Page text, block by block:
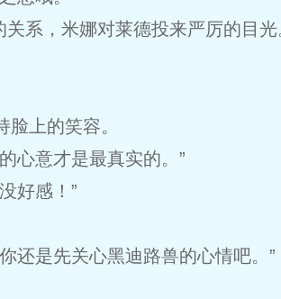
系，米娜对莱德投来严厉的目
上的笑容。
心意才是最真实的。”
好感！”
还是先关心黑迪路兽的心情吧。”